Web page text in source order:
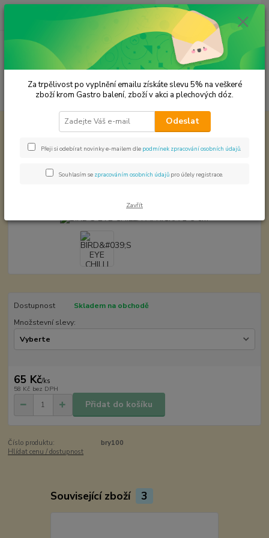
Menu
Hledat
ks
za 0,00 Kč
Chilli svět papriček BIRD'S EYE CHILLI PAPRIČKA 1-3 cm
BIRD'S EYE CHILLI PAPRIČKA 1-3
Dostupnost
Skladem na obchodě
Množstevní slevy:
65 Kč/ks
58 Kč bez DPH
Přidat do košíku
Číslo produktu:
bry100
Hlídat cenu / dostupnost
Související zboží 3
Za trpělivost po vyplnění emailu získáte slevu 5% na veškeré
zboží krom Gastro balení, zboží v akci a plechových dóz.
Odeslat
Přeji si odebírat novinky e-mailem dle podmínek zpracování osobních údajů
Souhlasím se zpracováním osobních údajů pro účely registrace.
Zavřít